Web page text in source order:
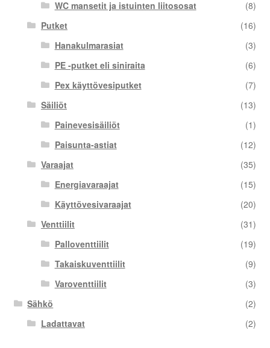
WC mansetit ja istuinten liitososat
(8)
Putket
(16)
Hanakulmarasiat
(3)
PE -putket eli siniraita
(6)
Pex käyttövesiputket
(7)
Säiliöt
(13)
Painevesisäiliöt
(1)
Paisunta-astiat
(12)
Varaajat
(35)
Energiavaraajat
(15)
Käyttövesivaraajat
(20)
Venttiilit
(31)
Palloventtiilit
(19)
Takaiskuventtiilit
(9)
Varoventtiilit
(3)
Sähkö
(2)
Ladattavat
(2)